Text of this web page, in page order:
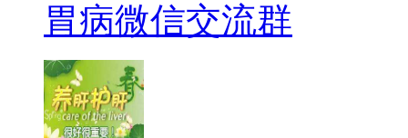
胃病微信交流群